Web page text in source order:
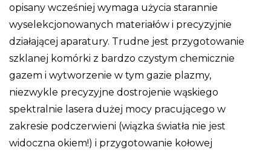
opisany wcześniej wymaga użycia starannie
wyselekcjonowanych materiałów i precyzyjnie
działającej aparatury. Trudne jest przygotowanie
szklanej komórki z bardzo czystym chemicznie
gazem i wytworzenie w tym gazie plazmy,
niezwykle precyzyjne dostrojenie wąskiego
spektralnie lasera dużej mocy pracującego w
zakresie podczerwieni (wiązka światła nie jest
widoczna okiem!) i przygotowanie kołowej